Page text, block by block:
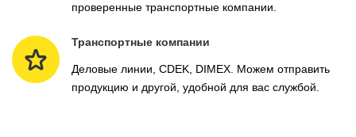
проверенные транспортные компании.
Транспортные компании
Деловые линии, CDEK, DIMEX. Можем отправить
продукцию и другой, удобной для вас службой.